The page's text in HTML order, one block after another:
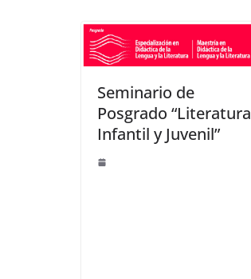
Seminario de
Posgrado “Literatura
Infantil y Juvenil”